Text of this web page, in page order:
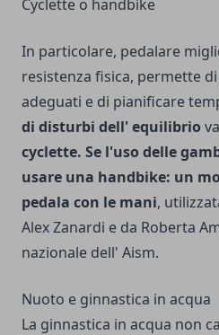
Cyclette o handbike
In particolare, pedalare
resistenza fisica, permette
adeguati e di pianificare
di disturbi dell' equilibrio
cyclette. Se l'uso delle
usare una handbike: un
pedala con le mani,
Alex Zanardi e da Roberta
nazionale dell' Aism.
Nuoto e ginnastica in acqua
La ginnastica in acqua non